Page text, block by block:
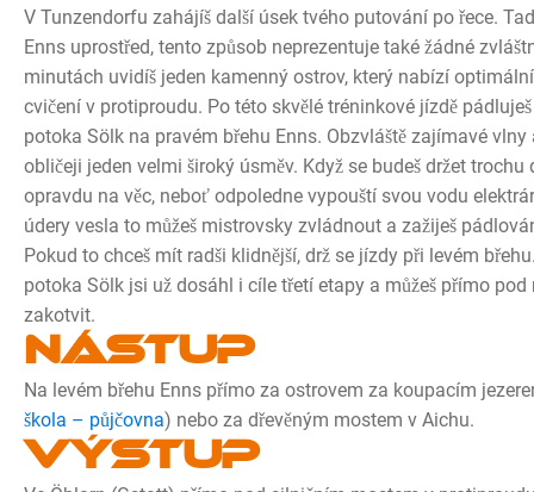
V Tunzendorfu zahájíš další úsek tvého putování po řece.
Enns uprostřed, tento způsob neprezentuje také žádné
minutách uvidíš jeden kamenný ostrov, který nabízí
cvičení v protiproudu. Po této skvělé tréninkové jízdě
potoka Sölk na pravém břehu Enns. Obzvláště zajímavé
obličeji jeden velmi široký úsměv. Když se budeš držet trochu
opravdu na věc, neboť odpoledne vypouští svou vodu
údery vesla to můžeš mistrovsky zvládnout a zažiješ
Pokud to chceš mít radši klidnější, drž se jízdy při levém
potoka Sölk jsi už dosáhl i cíle třetí etapy a můžeš přímo
zakotvit.
Nástup
Na levém břehu Enns přímo za ostrovem za koupacím
škola – půjčovna) nebo za dřevěným mostem v Aichu.
Výstup